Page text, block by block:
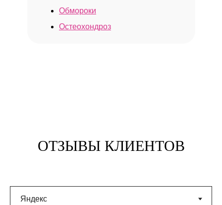
Обмороки
Остеохондроз
ОТЗЫВЫ КЛИЕНТОВ